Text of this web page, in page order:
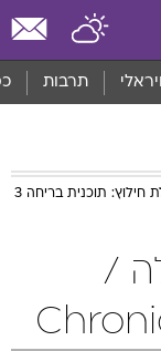
ויראלי תרבות
חילוץ: תוכנית בריחה 3
/